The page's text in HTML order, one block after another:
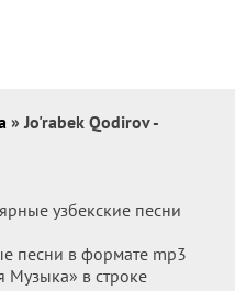
» Jo'rabek Qodirov -
узбекские песни
песни в формате mp3
Музыка» в строке